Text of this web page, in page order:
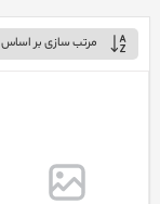
مرتب سازی بر اساس